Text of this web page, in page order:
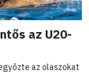
az U20-
az olaszokat